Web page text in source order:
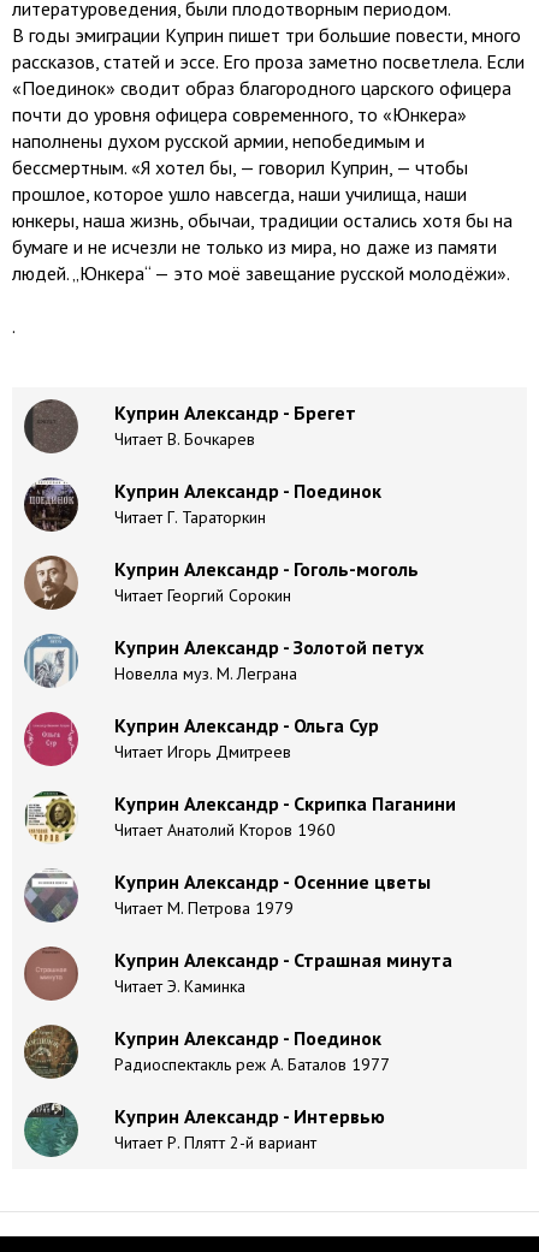
литературоведения, были плодотворным периодом.
В годы эмиграции Куприн пишет три большие повести, много
рассказов, статей и эссе. Его проза заметно посветлела. Если
«Поединок» сводит образ благородного царского офицера
почти до уровня офицера современного, то «Юнкера»
наполнены духом русской армии, непобедимым и
бессмертным. «Я хотел бы, — говорил Куприн, — чтобы
прошлое, которое ушло навсегда, наши училища, наши
юнкеры, наша жизнь, обычаи, традиции остались хотя бы на
бумаге и не исчезли не только из мира, но даже из памяти
людей. „Юнкера“ — это моё завещание русской молодёжи».
.
Куприн Александр - Брегет
Читает В. Бочкарев
Куприн Александр - Поединок
Читает Г. Тараторкин
Куприн Александр - Гоголь-моголь
Читает Георгий Сорокин
Куприн Александр - Золотой петух
Новелла муз. М. Леграна
Куприн Александр - Ольга Сур
Читает Игорь Дмитреев
Куприн Александр - Скрипка Паганини
Читает Анатолий Кторов 1960
Куприн Александр - Осенние цветы
Читает М. Петрова 1979
Куприн Александр - Страшная минута
Читает Э. Каминка
Куприн Александр - Поединок
Радиоспектакль реж А. Баталов 1977
Куприн Александр - Интервью
Читает Р. Плятт 2-й вариант